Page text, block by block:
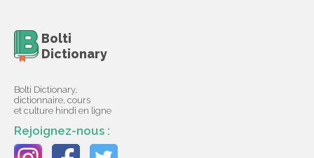
Bolti
Dictionary
Bolti Dictionary,
dictionnaire, cours
et culture hindi en ligne
Rejoignez-nous :